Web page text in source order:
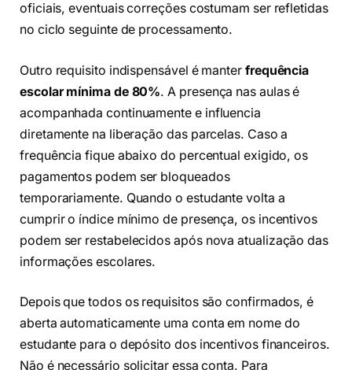
oficiais, eventuais correções costumam ser refletidas
no ciclo seguinte de processamento.
Outro requisito indispensável é manter frequência
escolar mínima de 80%. A presença nas aulas é
acompanhada continuamente e influencia
diretamente na liberação das parcelas. Caso a
frequência fique abaixo do percentual exigido, os
pagamentos podem ser bloqueados
temporariamente. Quando o estudante volta a
cumprir o índice mínimo de presença, os incentivos
podem ser restabelecidos após nova atualização das
informações escolares.
Depois que todos os requisitos são confirmados, é
aberta automaticamente uma conta em nome do
estudante para o depósito dos incentivos financeiros.
Não é necessário solicitar essa conta. Para